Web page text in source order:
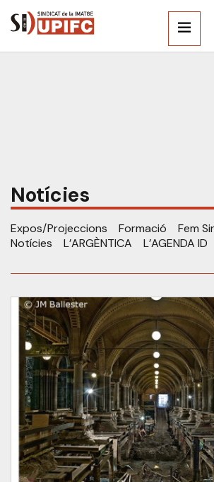
Notícies
Expos/Projeccions Formació
Fem
Notícies
L’ARGÈNTICA L’AGENDA ID